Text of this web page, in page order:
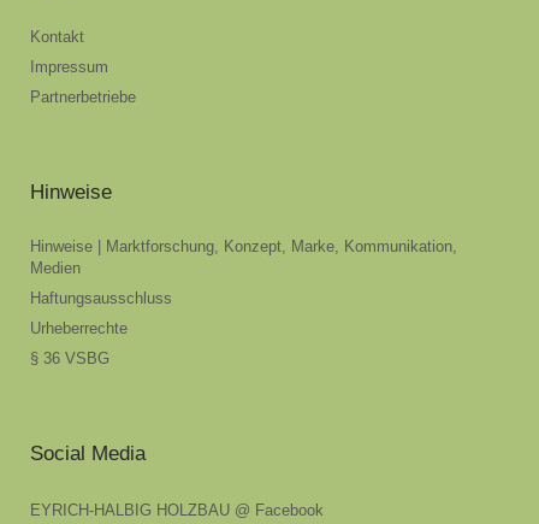
Kontakt
Impressum
Partnerbetriebe
Hinweise
Hinweise | Marktforschung, Konzept, Marke, Kommunikation,
Medien
Haftungsausschluss
Urheberrechte
§ 36 VSBG
Social Media
EYRICH-HALBIG HOLZBAU @ Facebook